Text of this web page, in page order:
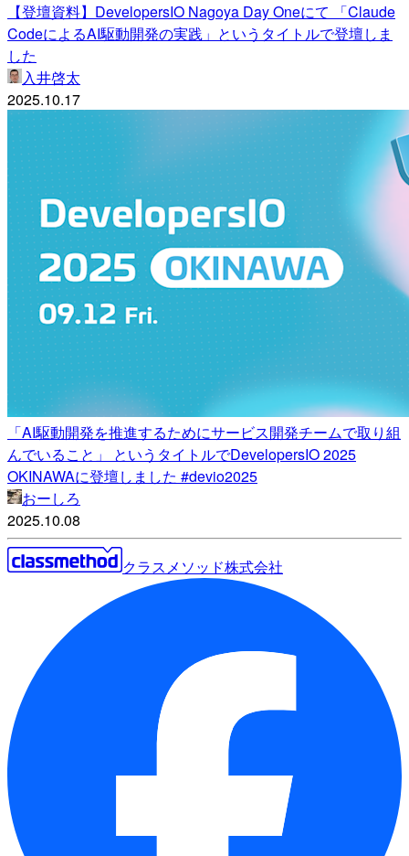
【登壇資料】DevelopersIO Nagoya Day Oneにて 「Claude
CodeによるAI駆動開発の実践」というタイトルで登壇しま
した
入井啓太
2025.10.17
「AI駆動開発を推進するためにサービス開発チームで取り組
んでいること」 というタイトルでDevelopersIO 2025
OKINAWAに登壇しました #devio2025
おーしろ
2025.10.08
クラスメソッド株式会社